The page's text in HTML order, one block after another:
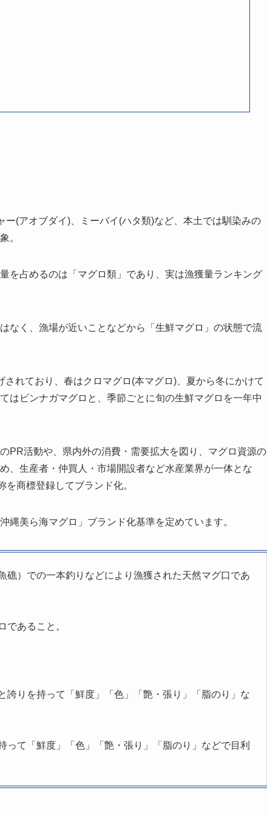
(アオブダイ)、ミーバイ(ハタ類)など、本土では馴染みの
。
を占めるのは「マグロ類」であり、実は漁獲量ランキング
なく、漁場が近いことなどから「生鮮マグロ」の状態で流
れており、春はクロマグロ(本マグロ)、夏から冬にかけて
はビンナガマグロと、季節ごとに旬の生鮮マグロを一年中
PR活動や、県内外の消費・需要拡大を図り、マグロ資源の
、生産者・仲買人・市場開設者など水産業界が一体とな
商標登録してブランド化。
縄美ら海マグロ」ブランド化基準を定めています。
）での一本釣りなどにより漁獲された天然マグ口であ
あること。
りを持って「鮮度」「色」「艶・張り」「脂のり」な
て「鮮度」「色」「艶・張り」「脂のり」などで目利